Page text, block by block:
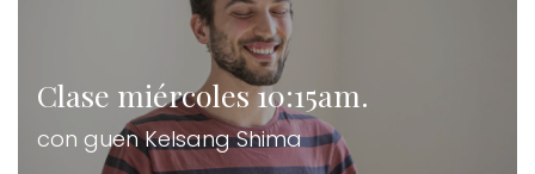
Clase miércoles 10:15am.
con guen Kelsang Shima